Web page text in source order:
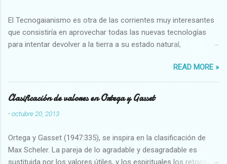
El Tecnogaianismo es otra de las corrientes muy interesantes
que consistiría en aprovechar todas las nuevas tecnologías
para intentar devolver a la tierra a su estado natural,
READ MORE »
Clasificación de valores en Ortega y Gasset
-octubre 20, 2013
Ortega y Gasset (1947:335), se inspira en la clasificación de
Max Scheler. La pareja de lo agradable y desagradable es
sustituida por los valores útiles, y los espirituales los retoca.